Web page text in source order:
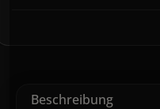
Beschreibung